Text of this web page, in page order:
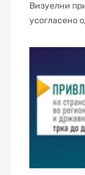
Визуелни
усогласено